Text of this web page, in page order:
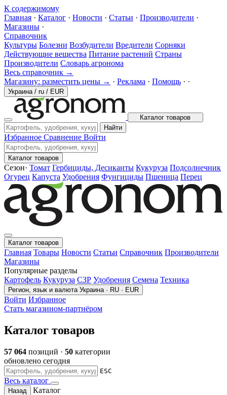
К содержимому
Главная · Каталог · Новости · Статьи · Производители ·
Магазины ·
Справочник
Культуры Болезни Возбудители Вредители Сорняки
Действующие вещества Питание растений Страны
Производители Словарь агронома
Весь справочник →
Магазину: разместить цены → · Реклама · Помощь · ·
Украина / ru / EUR
Каталог товаров
Найти
Избранное Сравнение Войти
Каталог товаров
Сезон· Томат Гербициды, Десиканты Кукуруза Подсолнечник
Огурец Капуста Удобрения Фунгициды Пшеница Перец
Каталог товаров
Главная Товары Новости Статьи Справочник Производители
Магазины
Популярные разделы
Картофель Кукуруза СЗР Удобрения Семена Техника
Регион, язык и валюта Украина · RU · EUR
Войти Избранное
Стать магазином-партнёром
Каталог товаров
57 064 позиций · 50 категории
обновлено сегодня
ESC
Весь каталог
Назад
Каталог